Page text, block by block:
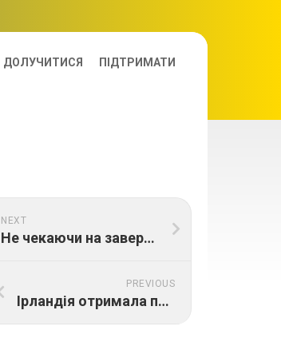
ДОЛУЧИТИСЯ ПІДТРИМАТИ
NEXT
Не чекаючи на завершення війни: Нідерланди стимулюватимуть інвестиції в Україну
PREVIOUS
Ірландія отримала першу партію українського зерна з початку війни